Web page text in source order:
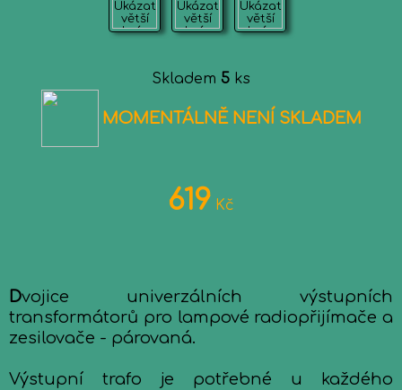
Skladem 5 ks
MOMENTÁLNĚ NENÍ SKLADEM
619 Kč
Dvojice univerzálních výstupních
transformátorů pro lampové radiopřijímače a
zesilovače - párovaná.
Výstupní trafo je potřebné u každého